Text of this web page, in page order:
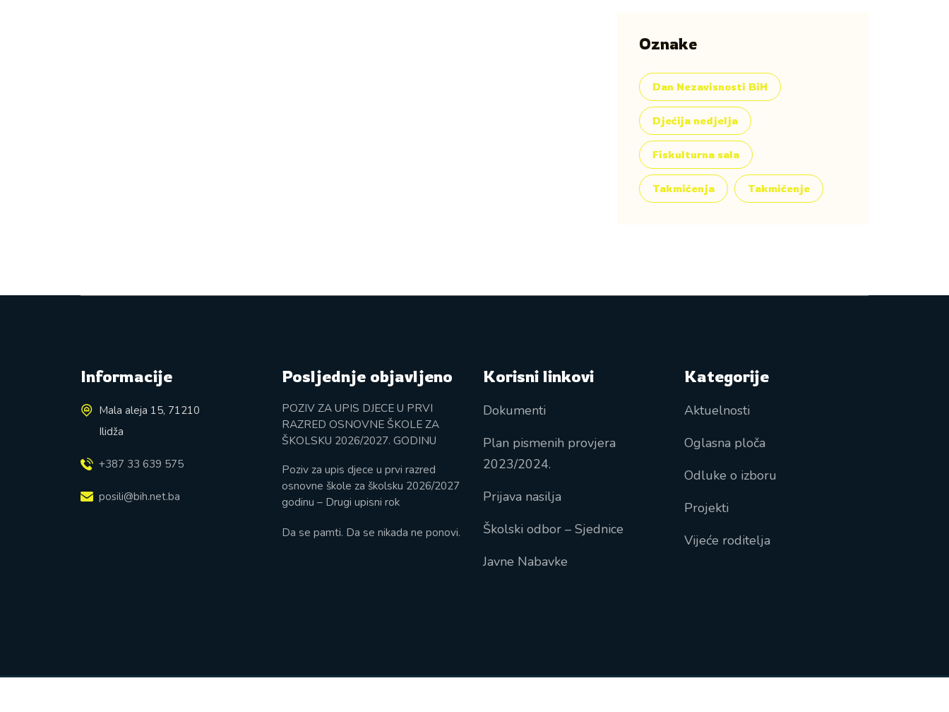
Oznake
Dan Nezavisnosti BiH
Dječija nedjelja
Fiskulturna sala
Takmičenja Takmičenje
Informacije
Mala aleja 15, 71210
Ilidža
+387 33 639 575
posili@bih.net.ba
Posljednje objavljeno
POZIV ZA UPIS DJECE U PRVI
RAZRED OSNOVNE ŠKOLE ZA
ŠKOLSKU 2026/2027. GODINU
Poziv za upis djece u prvi razred
osnovne škole za školsku 2026/2027
godinu – Drugi upisni rok
Da se pamti. Da se nikada ne ponovi.
Korisni linkovi
Dokumenti
Plan pismenih provjera
2023/2024.
Prijava nasilja
Školski odbor – Sjednice
Javne Nabavke
Kategorije
Aktuelnosti
Oglasna ploča
Odluke o izboru
Projekti
Vijeće roditelja